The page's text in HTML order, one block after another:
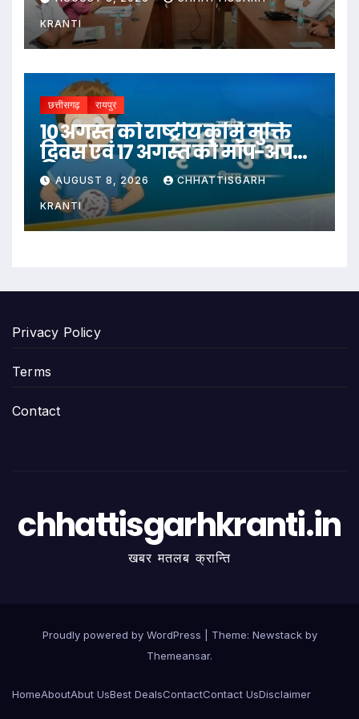
‘अन्नपूर्ति ग्रेन एटीएम‘ का शुभारंभ
KRANTI
छत्तीसगढ़ रायपुर
10 अगस्त को राष्ट्रीय कृमि मुक्ति
दिवस एवं 17 अगस्त को मॉप-अप
दिवस
AUGUST 8, 2026 CHHATTISGARH
KRANTI
Privacy Policy
Terms
Contact
chhattisgarhkranti.in
खबर मतलब क्रान्ति
Proudly powered by WordPress Theme: Newstackby
Themeansar.
HomeAboutAbut UsBest DealsContactContact UsDisclaimer